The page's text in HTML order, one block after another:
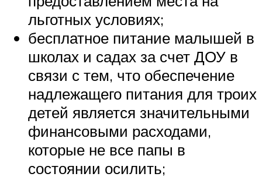
льготных условиях;
бесплатное питание малышей в
школах и садах за счет ДОУ в
связи с тем, что обеспечение
надлежащего питания для троих
детей является значительными
финансовыми расходами,
которые не все папы в
состоянии осилить;